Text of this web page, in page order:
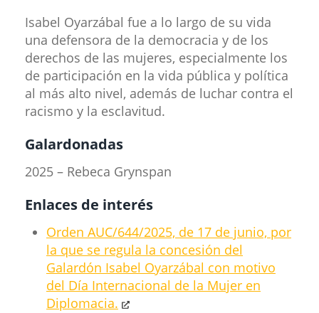
Isabel Oyarzábal fue a lo largo de su vida
una defensora de la democracia y de los
derechos de las mujeres, especialmente los
de participación en la vida pública y política
al más alto nivel, además de luchar contra el
racismo y la esclavitud.
Galardonadas
2025 – Rebeca Grynspan
Enlaces de interés
Orden AUC/644/2025, de 17 de junio, por
la que se regula la concesión del
Galardón Isabel Oyarzábal con motivo
del Día Internacional de la Mujer en
Diplomacia.